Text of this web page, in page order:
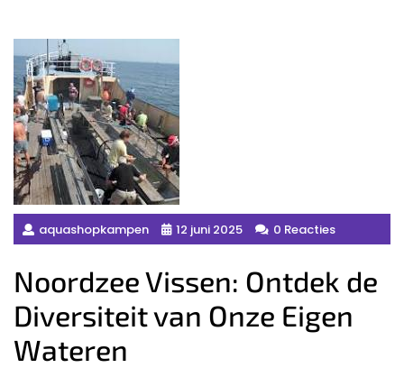
aquashopkampen 12 juni 2025 0 Reacties
Noordzee Vissen: Ontdek de
Diversiteit van Onze Eigen
Wateren